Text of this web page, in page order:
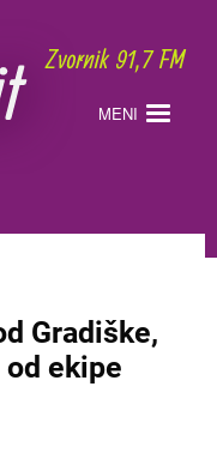
MENI
Gradiške,
ekipe